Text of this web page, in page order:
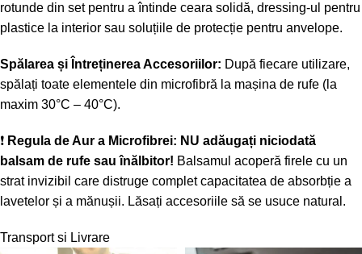
rotunde din set pentru a întinde ceara solidă, dressing-ul pentru
plastice la interior sau soluțiile de protecție pentru anvelope.
Spălarea și Întreținerea Accesoriilor: După fiecare utilizare,
spălați toate elementele din microfibră la mașina de rufe (la
maxim 30°C – 40°C).
❗ Regula de Aur a Microfibrei: NU adăugați niciodată
balsam de rufe sau înălbitor! Balsamul acoperă firele cu un
strat invizibil care distruge complet capacitatea de absorbție a
lavetelor și a mănușii. Lăsați accesoriile să se usuce natural.
Transport si Livrare